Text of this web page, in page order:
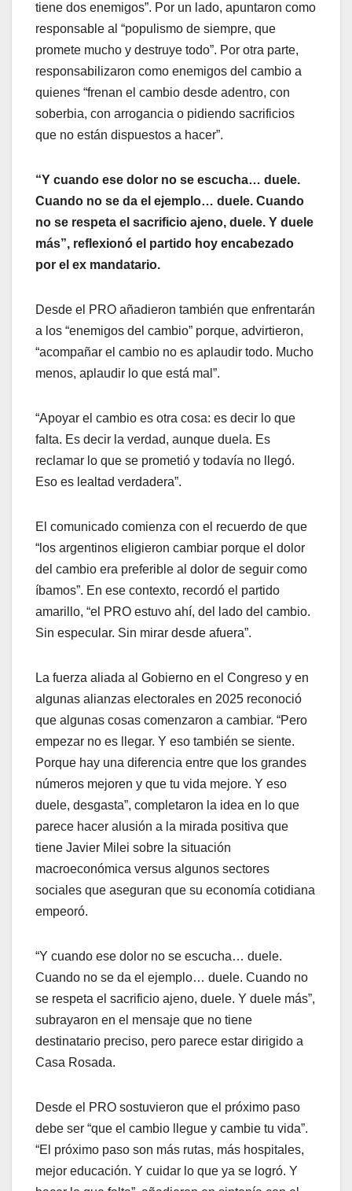
tiene dos enemigos”. Por un lado, apuntaron como
responsable al “populismo de siempre, que
promete mucho y destruye todo”. Por otra parte,
responsabilizaron como enemigos del cambio a
quienes “frenan el cambio desde adentro, con
soberbia, con arrogancia o pidiendo sacrificios
que no están dispuestos a hacer”.
“Y cuando ese dolor no se escucha… duele.
Cuando no se da el ejemplo… duele. Cuando
no se respeta el sacrificio ajeno, duele. Y duele
más”, reflexionó el partido hoy encabezado
por el ex mandatario.
Desde el PRO añadieron también que enfrentarán
a los “enemigos del cambio” porque, advirtieron,
“acompañar el cambio no es aplaudir todo. Mucho
menos, aplaudir lo que está mal”.
“Apoyar el cambio es otra cosa: es decir lo que
falta. Es decir la verdad, aunque duela. Es
reclamar lo que se prometió y todavía no llegó.
Eso es lealtad verdadera”.
El comunicado comienza con el recuerdo de que
“los argentinos eligieron cambiar porque el dolor
del cambio era preferible al dolor de seguir como
íbamos”. En ese contexto, recordó el partido
amarillo, “el PRO estuvo ahí, del lado del cambio.
Sin especular. Sin mirar desde afuera”.
La fuerza aliada al Gobierno en el Congreso y en
algunas alianzas electorales en 2025 reconoció
que algunas cosas comenzaron a cambiar. “Pero
empezar no es llegar. Y eso también se siente.
Porque hay una diferencia entre que los grandes
números mejoren y que tu vida mejore. Y eso
duele, desgasta”, completaron la idea en lo que
parece hacer alusión a la mirada positiva que
tiene Javier Milei sobre la situación
macroeconómica versus algunos sectores
sociales que aseguran que su economía cotidiana
empeoró.
“Y cuando ese dolor no se escucha… duele.
Cuando no se da el ejemplo… duele. Cuando no
se respeta el sacrificio ajeno, duele. Y duele más”,
subrayaron en el mensaje que no tiene
destinatario preciso, pero parece estar dirigido a
Casa Rosada.
Desde el PRO sostuvieron que el próximo paso
debe ser “que el cambio llegue y cambie tu vida”.
“El próximo paso son más rutas, más hospitales,
mejor educación. Y cuidar lo que ya se logró. Y